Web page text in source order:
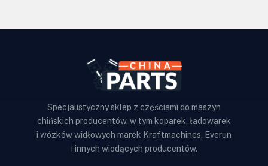
Specjalistyczny sklep z częściami do maszyn
chińskich producentów, w tym koparek, ładowarek
i wózków widłowych marek Kraftmachines, Everun
i innych wiodących producentów.